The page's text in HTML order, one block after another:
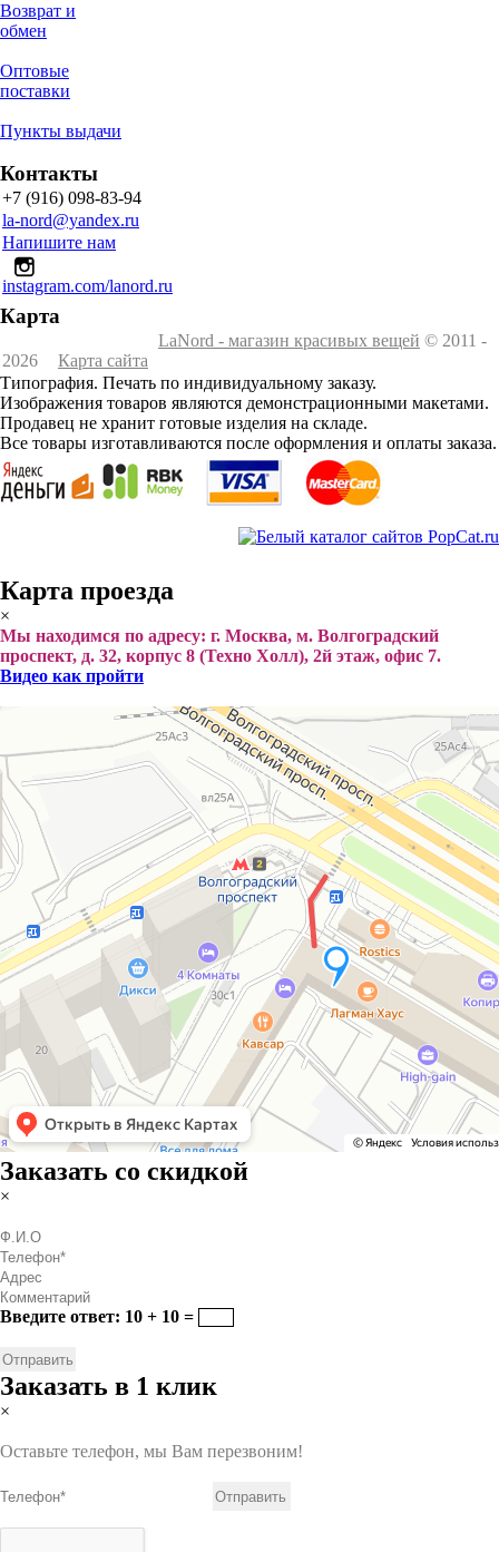
Возврат и
обмен
Оптовые
поставки
Пункты выдачи
Контакты
+7 (916) 098-83-94
la-nord@yandex.ru
Напишите нам
instagram.com/lanord.ru
Карта
LaNord - магазин красивых вещей © 2011 -
2026
Карта сайта
Типография. Печать по индивидуальному заказу.
Изображения товаров являются демонстрационными макетами.
Продавец не хранит готовые изделия на складе.
Все товары изготавливаются после оформления и оплаты заказа.
Карта проезда
×
Мы находимся по адресу: г. Москва, м. Волгоградский
проспект, д. 32, корпус 8 (Техно Холл), 2й этаж, офис 7.
Видео как пройти
Заказать со скидкой
×
Введите ответ: 10 + 10 =
Заказать в 1 клик
×
Оставьте телефон, мы Вам перезвоним!